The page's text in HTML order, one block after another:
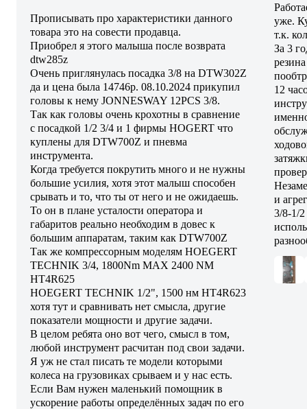
Прописывать про характеристики данного
товара это на совести продавца.
Приобрел я этого малыша после возврата
dtw285z
Очень приглянулась посадка 3/8 на DTW302Z
да и цена была 14746р. 08.10.2024 прикупил
головы к нему JONNESWAY 12PCS 3/8.
Так как головы очень крохотны в сравнение
с посадкой 1/2 3/4 и 1 фирмы HOGERT что
куплены для DTW700Z и пневма
инструмента.
Когда требуется покрутить много и не нужны
большие усилия, хотя этот малыш способен
срывать и то, что ты от него и не ожидаешь.
То он в плане усталости оператора и
габаритов реально необходим в довес к
большим аппаратам, таким как DTW700Z
Так же компрессорным моделям HOEGERT
TECHNIK 3/4, 1800Nm MAX 2400 NM
HT4R625
HOEGERT TECHNIK 1/2", 1500 нм HT4R623
хотя тут и сравнивать нет смысла, другие
показатели мощности и другие задачи.
В целом ребята оно вот чего, смысл в том,
любой инструмент расчитан под свои задачи.
Я уж не стал писать те модели которыми
колеса на грузовиках срываем и у нас есть.
Если Вам нужен маленький помощник в
ускорение работы определённых задач по его
уже.
т.к.
За 3
12
и
3/8-1/